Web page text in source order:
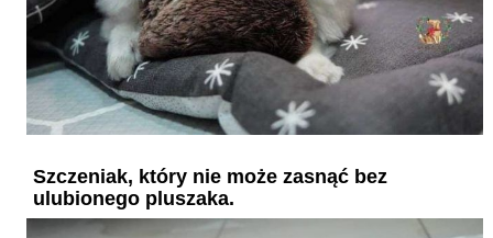
Szczeniak, który nie może zasnąć bez
ulubionego pluszaka.